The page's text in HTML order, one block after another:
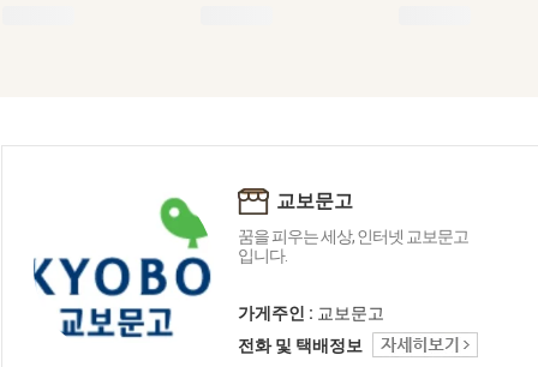
교보문고
꿈을 피우는 세상, 인터넷 교보문고
입니다.
가게주인 : 교보문고
전화 및 택배정보